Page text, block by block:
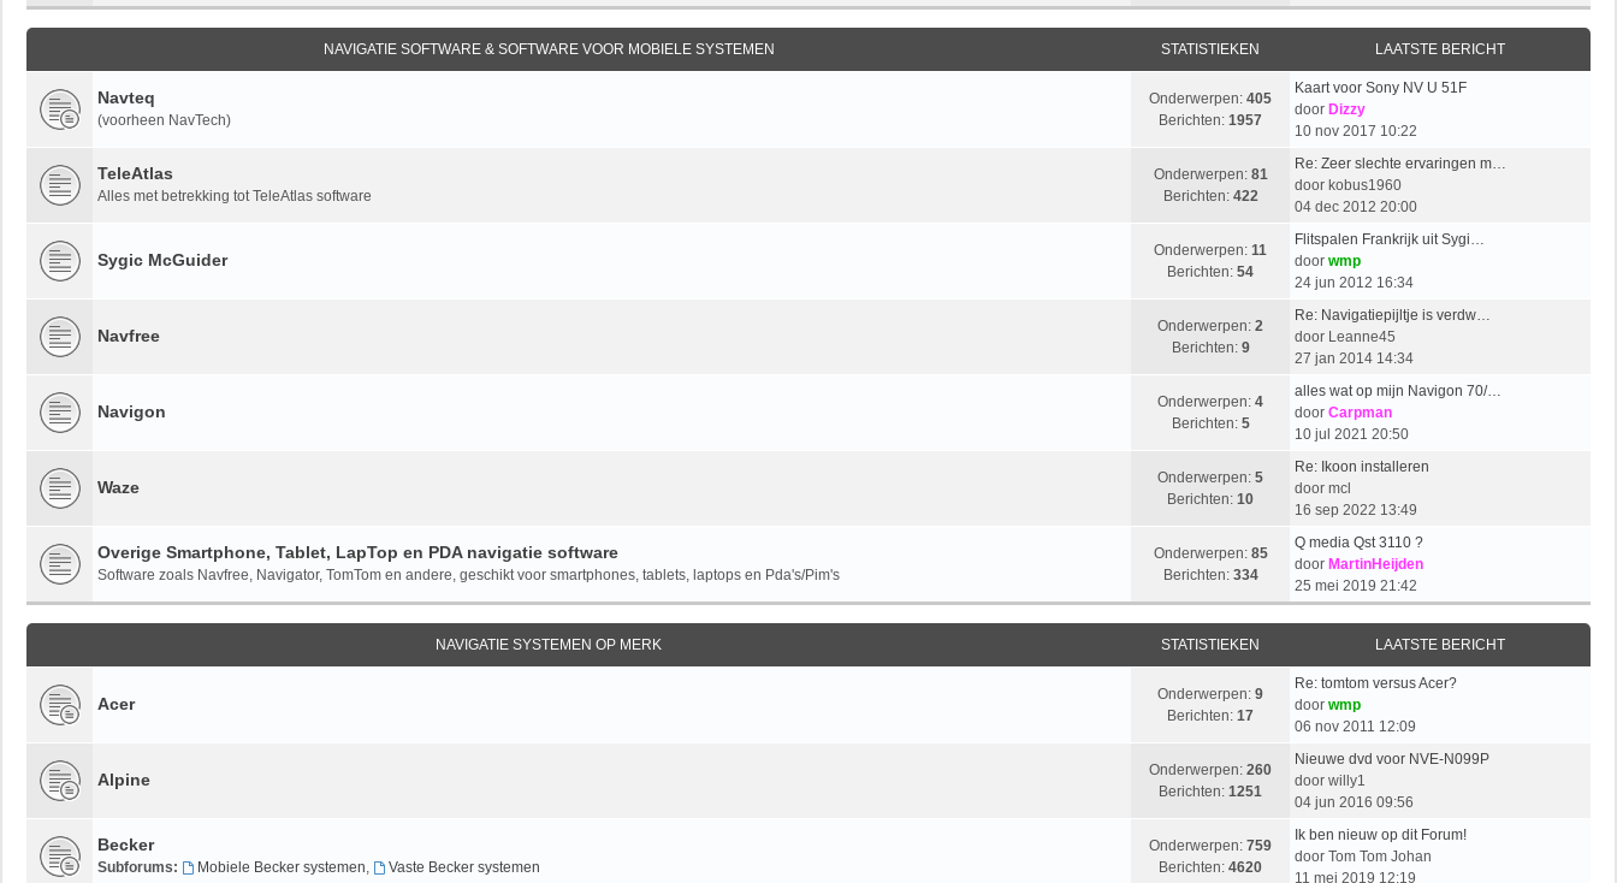
NAVIGATIE SOFTWARE & SOFTWARE VOOR MOBIELE SYSTEMEN STATISTIEKEN LAATSTE BERICHT
Navteq
(voorheen NavTech)
Onderwerpen: 405
Berichten: 1957
Kaart voor Sony NV U 51F
door Dizzy
10 nov 2017 10:22
TeleAtlas
Alles met betrekking tot TeleAtlas software
Onderwerpen: 81
Berichten: 422
Re: Zeer slechte ervaringen m…
door kobus1960
04 dec 2012 20:00
Sygic McGuider Onderwerpen: 11
Berichten: 54
Flitspalen Frankrijk uit Sygi…
door wmp
24 jun 2012 16:34
Navfree Onderwerpen: 2
Berichten: 9
Re: Navigatiepijltje is verdw…
door Leanne45
27 jan 2014 14:34
Navigon Onderwerpen: 4
Berichten: 5
alles wat op mijn Navigon 70/…
door Carpman
10 jul 2021 20:50
Waze Onderwerpen: 5
Berichten: 10
Re: Ikoon installeren
door mcl
16 sep 2022 13:49
Overige Smartphone, Tablet, LapTop en PDA navigatie software
Software zoals Navfree, Navigator, TomTom en andere, geschikt voor smartphones, tablets, laptops en Pda's/Pim's
Onderwerpen: 85
Berichten: 334
Q media Qst 3110 ?
door MartinHeijden
25 mei 2019 21:42
NAVIGATIE SYSTEMEN OP MERK STATISTIEKEN LAATSTE BERICHT
Acer Onderwerpen: 9
Berichten: 17
Re: tomtom versus Acer?
door wmp
06 nov 2011 12:09
Alpine Onderwerpen: 260
Berichten: 1251
Nieuwe dvd voor NVE-N099P
door willy1
04 jun 2016 09:56
Becker
Subforums: Mobiele Becker systemen, Vaste Becker systemen
Onderwerpen: 759
Berichten: 4620
Ik ben nieuw op dit Forum!
door Tom Tom Johan
11 mei 2019 12:19